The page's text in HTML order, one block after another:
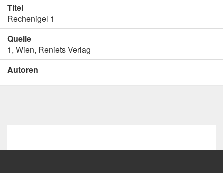
Titel
Rechenigel 1
Quelle
1, Wien, Reniets Verlag
Autoren